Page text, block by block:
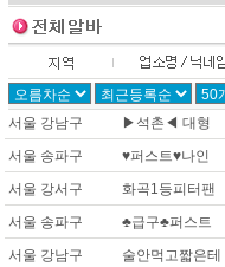
서울 강남구
▶석촌◀ 대형
서울 송파구
♥퍼스트♥나인
서울 강서구
화곡1등피터팬
서울 송파구
♣급구♣퍼스트
서울 강남구
술안먹고짧은테